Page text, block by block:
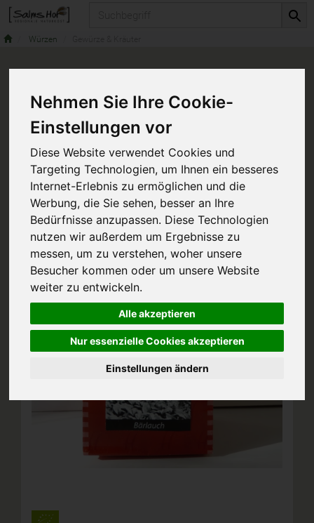
Nehmen Sie Ihre Cookie-
Einstellungen vor
Diese Website verwendet Cookies und
Targeting Technologien, um Ihnen ein besseres
Internet-Erlebnis zu ermöglichen und die
Werbung, die Sie sehen, besser an Ihre
Bedürfnisse anzupassen. Diese Technologien
nutzen wir außerdem um Ergebnisse zu
messen, um zu verstehen, woher unsere
Besucher kommen oder um unsere Website
weiter zu entwickeln.
Alle akzeptieren
Nur essenzielle Cookies akzeptieren
Einstellungen ändern
Würzen